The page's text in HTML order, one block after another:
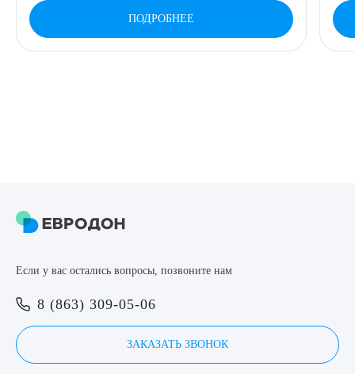
ПОДРОБНЕЕ
Если у вас остались вопросы, позвоните нам
8 (863) 309-05-06
ЗАКАЗАТЬ ЗВОНОК